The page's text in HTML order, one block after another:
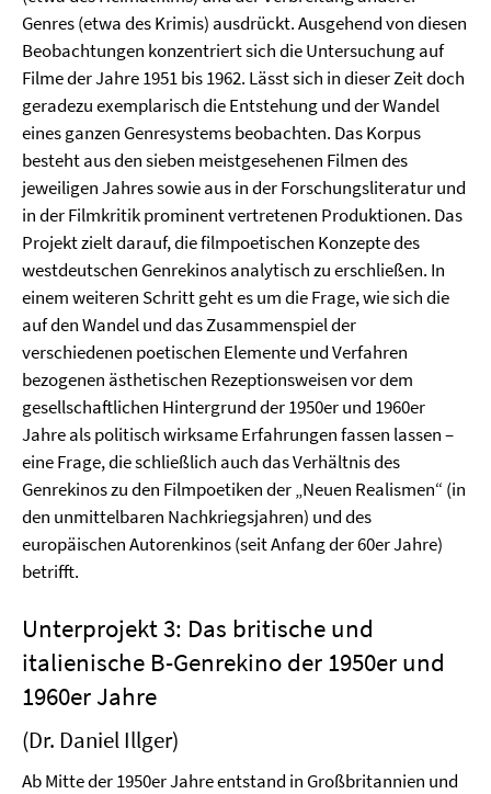
Genres (etwa des Krimis) ausdrückt. Ausgehend von diesen
Beobachtungen konzentriert sich die Untersuchung auf
Filme der Jahre 1951 bis 1962. Lässt sich in dieser Zeit doch
geradezu exemplarisch die Entstehung und der Wandel
eines ganzen Genresystems beobachten. Das Korpus
besteht aus den sieben meistgesehenen Filmen des
jeweiligen Jahres sowie aus in der Forschungsliteratur und
in der Filmkritik prominent vertretenen Produktionen. Das
Projekt zielt darauf, die filmpoetischen Konzepte des
westdeutschen Genrekinos analytisch zu erschließen. In
einem weiteren Schritt geht es um die Frage, wie sich die
auf den Wandel und das Zusammenspiel der
verschiedenen poetischen Elemente und Verfahren
bezogenen ästhetischen Rezeptionsweisen vor dem
gesellschaftlichen Hintergrund der 1950er und 1960er
Jahre als politisch wirksame Erfahrungen fassen lassen –
eine Frage, die schließlich auch das Verhältnis des
Genrekinos zu den Filmpoetiken der „Neuen Realismen“ (in
den unmittelbaren Nachkriegsjahren) und des
europäischen Autorenkinos (seit Anfang der 60er Jahre)
betrifft.
Unterprojekt 3: Das britische und
italienische B-Genrekino der 1950er und
1960er Jahre
(Dr. Daniel Illger)
Ab Mitte der 1950er Jahre entstand in Großbritannien und